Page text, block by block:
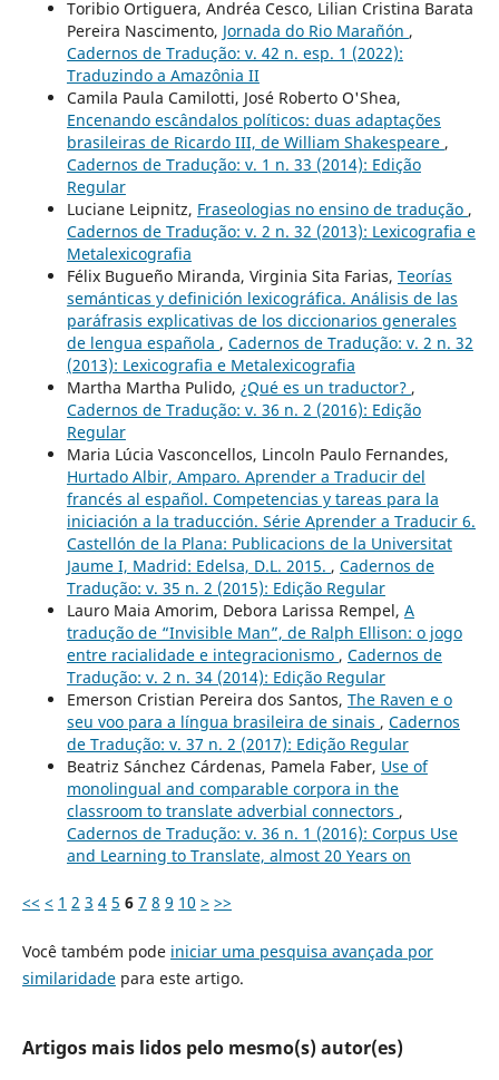
Toribio Ortiguera, Andréa Cesco, Lilian Cristina Barata
Pereira Nascimento, Jornada do Rio Marañón ,
Cadernos de Tradução: v. 42 n. esp. 1 (2022):
Traduzindo a Amazônia II
Camila Paula Camilotti, José Roberto O'Shea,
Encenando escândalos políticos: duas adaptações
brasileiras de Ricardo III, de William Shakespeare ,
Cadernos de Tradução: v. 1 n. 33 (2014): Edição
Regular
Luciane Leipnitz, Fraseologias no ensino de tradução ,
Cadernos de Tradução: v. 2 n. 32 (2013): Lexicografia e
Metalexicografia
Félix Bugueño Miranda, Virginia Sita Farias, Teorías
semánticas y definición lexicográfica. Análisis de las
paráfrasis explicativas de los diccionarios generales
de lengua española , Cadernos de Tradução: v. 2 n. 32
(2013): Lexicografia e Metalexicografia
Martha Martha Pulido, ¿Qué es un traductor? ,
Cadernos de Tradução: v. 36 n. 2 (2016): Edição
Regular
Maria Lúcia Vasconcellos, Lincoln Paulo Fernandes,
Hurtado Albir, Amparo. Aprender a Traducir del
francés al español. Competencias y tareas para la
iniciación a la traducción. Série Aprender a Traducir 6.
Castellón de la Plana: Publicacions de la Universitat
Jaume I, Madrid: Edelsa, D.L. 2015. , Cadernos de
Tradução: v. 35 n. 2 (2015): Edição Regular
Lauro Maia Amorim, Debora Larissa Rempel, A
tradução de “Invisible Man”, de Ralph Ellison: o jogo
entre racialidade e integracionismo , Cadernos de
Tradução: v. 2 n. 34 (2014): Edição Regular
Emerson Cristian Pereira dos Santos, The Raven e o
seu voo para a língua brasileira de sinais , Cadernos
de Tradução: v. 37 n. 2 (2017): Edição Regular
Beatriz Sánchez Cárdenas, Pamela Faber, Use of
monolingual and comparable corpora in the
classroom to translate adverbial connectors ,
Cadernos de Tradução: v. 36 n. 1 (2016): Corpus Use
and Learning to Translate, almost 20 Years on
<< < 1 2 3 4 5 6 7 8 9 10 > >>
Você também pode iniciar uma pesquisa avançada por
similaridadepara este artigo.
Artigos mais lidos pelo mesmo(s) autor(es)